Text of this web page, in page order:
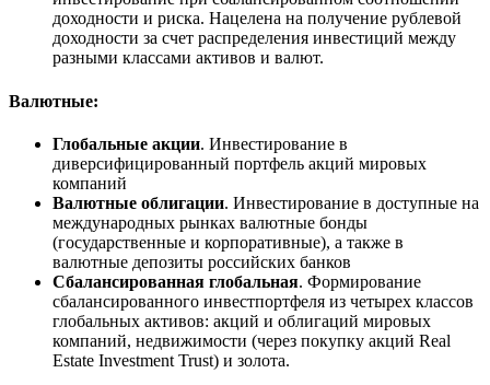
доходности и риска. Нацелена на получение рублевой
доходности за счет распределения инвестиций между
разными классами активов и валют.
Валютные:
Глобальные акции. Инвестирование в
диверсифицированный портфель акций мировых
компаний
Валютные облигации. Инвестирование в доступные на
международных рынках валютные бонды
(государственные и корпоративные), а также в
валютные депозиты российских банков
Сбалансированная глобальная. Формирование
сбалансированного инвестпортфеля из четырех классов
глобальных активов: акций и облигаций мировых
компаний, недвижимости (через покупку акций Real
Estate Investment Trust) и золота.